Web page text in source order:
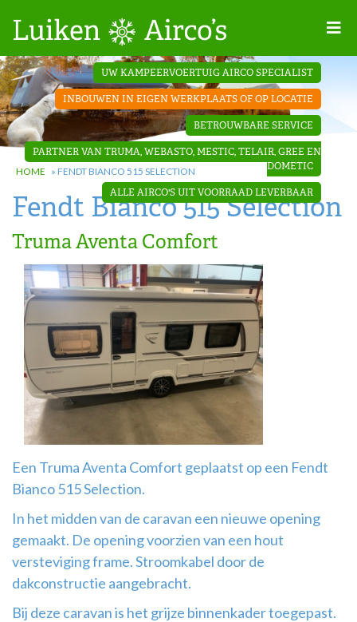
Projecten
Contact
Dakopbouw
airco’s
‘Onder de
bank’ airco’s
‘Teleco
Ultra
Comfort ‘
airco
Airco
montage
UW KAMPEERVOERTUIG AIRCO SPECIALIST
INBOUWEN IN EIGEN WERKPLAATS OF OP LOCATIE
BETROUWBARE SERVICE
PARTNER VAN TRUMA, WEBASTO, MESTIC, TELAIR, GREE EN
DOMETIC
ALLE AIRCO'S UIT VOORRAAD LEVERBAAR
HOME » FENDT BIANCO 515 SELECTION
Fendt Bianco 515 Selection
Truma Aventa Comfort
Een Truma Aventa Comfort geplaatst op een Fendt
Bianco 515 Selection.
In het midden van de caravan een nieuwe opening
gemaakt. De opening voorzien van een hout
versteviging frame. Stroomkabel door de
dakconstructie aangebracht.
Bij deze caravan is het grijze binnenkader toegepast.